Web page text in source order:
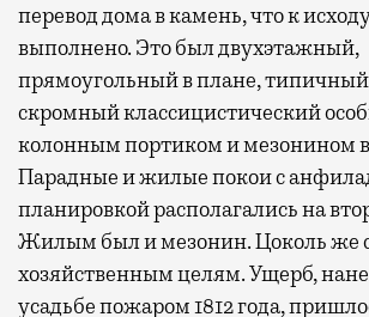
перевод дома в камень, что к
выполнено. Это был двухэтажный,
прямоугольный в плане,
скромный классицистический
колонным портиком и мезонином в
Парадные и жилые покои с
планировкой располагались на
Жилым был и мезонин. Цоколь же
хозяйственным целям. Ущерб,
усадьбе пожаром 1812 года,